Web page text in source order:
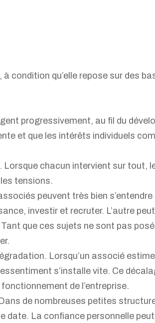
condition qu’elle repose sur des
progressivement, au fil du
et que les intérêts individuels
chacun intervient sur tout,
tensions.
peuvent très bien
investir et recruter. L’autre
que ces sujets ne sont pas
Lorsqu’un associé
s’installe vite. Ce
de l’entreprise.
Dans de nombreuses petites
date. La confiance personnelle